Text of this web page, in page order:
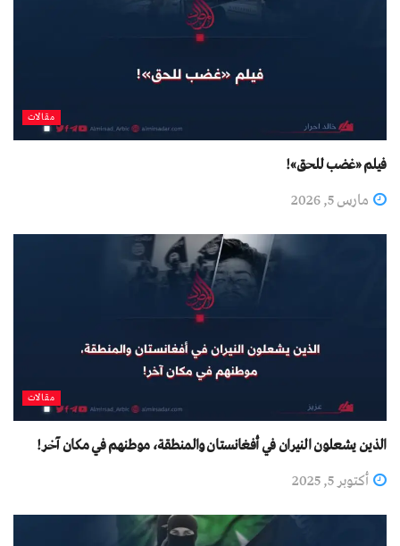
مقالات
فيلم «غضب للحق»!
مارس 5, 2026
مقالات
الذين يشعلون النيران في أفغانستان والمنطقة، موطنهم في مكان آخر!
أكتوبر 5, 2025